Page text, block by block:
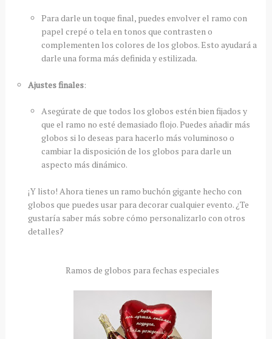
Para darle un toque final, puedes envolver el ramo con
papel crepé o tela en tonos que contrasten o
complementen los colores de los globos. Esto ayudará a
darle una forma más definida y estilizada.
Ajustes finales:
Asegúrate de que todos los globos estén bien fijados y
que el ramo no esté demasiado flojo. Puedes añadir más
globos si lo deseas para hacerlo más voluminoso o
cambiar la disposición de los globos para darle un
aspecto más dinámico.
¡Y listo! Ahora tienes un ramo buchón gigante hecho con
globos que puedes usar para decorar cualquier evento. ¿Te
gustaría saber más sobre cómo personalizarlo con otros
detalles?
Ramos de globos para fechas especiales